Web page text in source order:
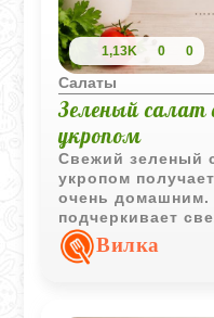
1,13K 0 0
Салаты
Зеленый салат
укропом
Свежий зеленый
укропом
очень домашним.
подчеркивает
делает вкус
Вилка